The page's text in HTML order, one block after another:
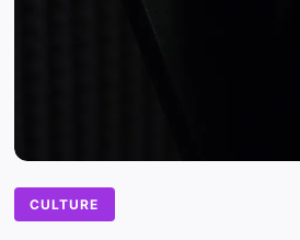
CULTURE